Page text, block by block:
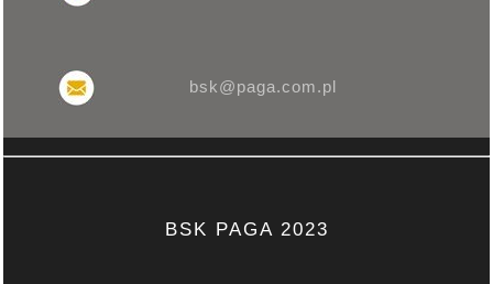
bsk@paga.com.pl
BSK PAGA 2023